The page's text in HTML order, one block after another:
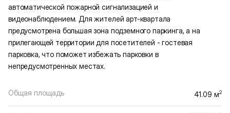
автоматической пожарной сигнализацией и
видеонаблюдением. Для жителей арт-квартала
предусмотрена большая зона подземного паркинга, а на
прилегающей территории для посетителей - гостевая
парковка, что поможет избежать парковки в
непредусмотренных местах.
Общая площадь 41.09 м2